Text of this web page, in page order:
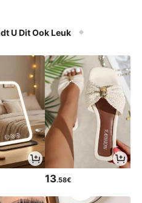
U Dit Ook Leuk
13.58€